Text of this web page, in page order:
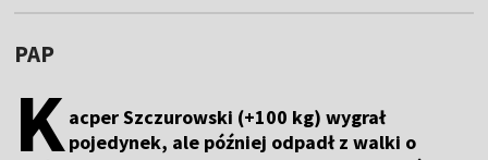
PAP
Kacper Szczurowski (+100 kg) wygrał
pojedynek, ale później odpadł z walki o